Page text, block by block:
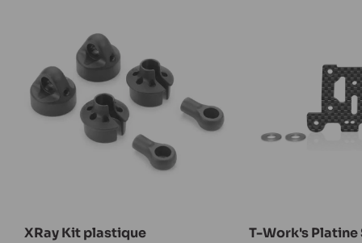
XRay Kit plastique
T-Work's